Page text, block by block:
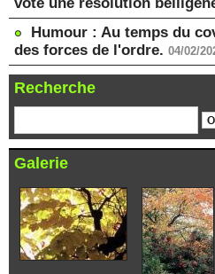
voté une résolution
Humour : Au temps du
des forces de l'ordre. 04/02/
Recherche
Galerie